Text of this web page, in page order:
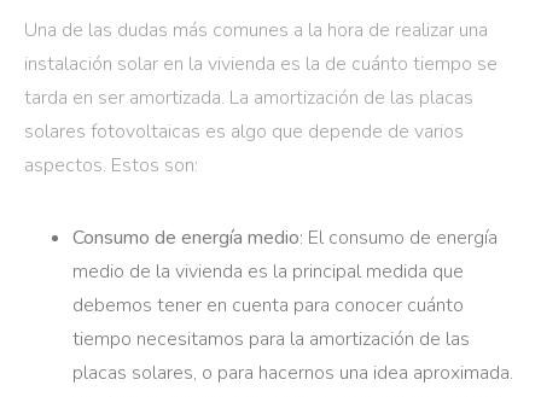
Una de las dudas más comunes a la hora de realizar una
instalación solar en la vivienda es la de cuánto tiempo se
tarda en ser amortizada. La amortización de las placas
solares fotovoltaicas es algo que depende de varios
aspectos. Estos son:
Consumo de energía medio: El consumo de energía
medio de la vivienda es la principal medida que
debemos tener en cuenta para conocer cuánto
tiempo necesitamos para la amortización de las
placas solares, o para hacernos una idea aproximada.